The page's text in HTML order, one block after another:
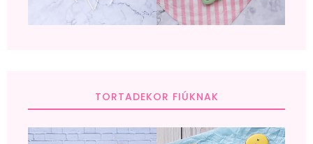
TORTADEKOR FIÚKNAK